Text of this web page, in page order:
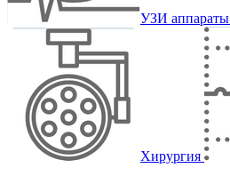
УЗИ аппараты
Хирургия